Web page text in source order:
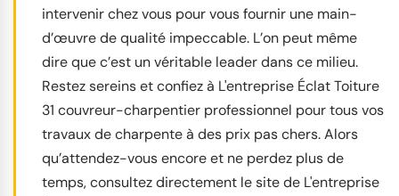
intervenir chez vous pour vous fournir une main-
d’œuvre de qualité impeccable. L’on peut même
dire que c’est un véritable leader dans ce milieu.
Restez sereins et confiez à L'entreprise Éclat Toiture
31 couvreur-charpentier professionnel pour tous vos
travaux de charpente à des prix pas chers. Alors
qu’attendez-vous encore et ne perdez plus de
temps, consultez directement le site de L'entreprise